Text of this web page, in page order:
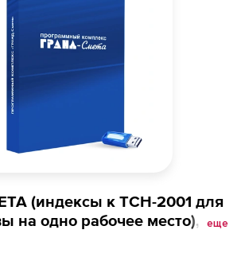
(индексы к ТСН-2001 для
на одно рабочее место), на
еще